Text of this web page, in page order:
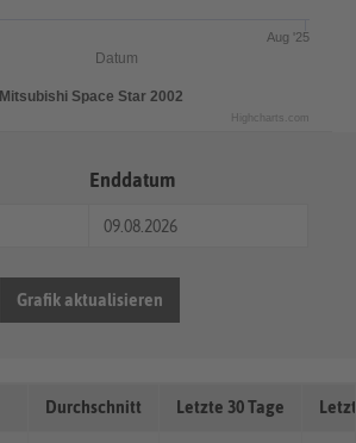
Datum
Mitsubishi Space Star 2002
Aug '25
Highcharts.com
Enddatum
Grafik aktualisieren
Durchschnitt Letzte 30 Tage